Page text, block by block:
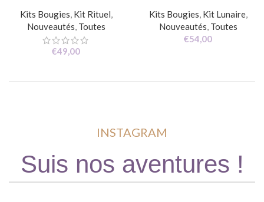
Kits Bougies, Kit Rituel,
Nouveautés, Toutes
€49,00
Kits Bougies, Kit Lunaire,
Nouveautés, Toutes
€54,00
INSTAGRAM
Suis nos aventures !